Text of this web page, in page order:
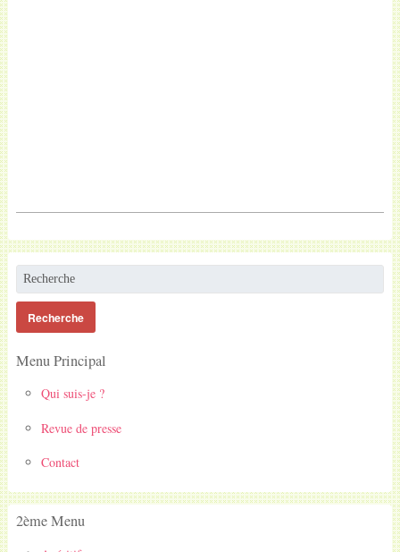
Menu Principal
Qui suis-je ?
Revue de presse
Contact
2ème Menu